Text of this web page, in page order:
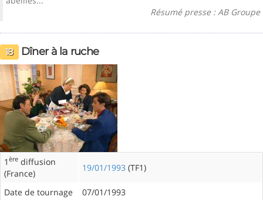
Résumé presse : AB Groupe
18 Dîner à la ruche
1 ère diffusion
(France)
19/01/1993 (TF1)
Date de tournage 07/01/1993